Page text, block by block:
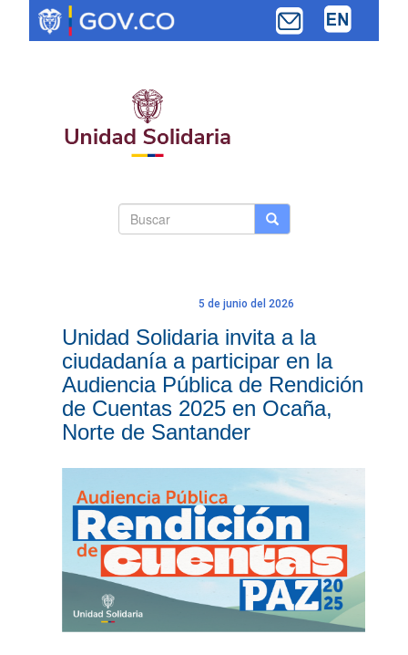
contenido
Buscar Buscar
5 de junio del 2026
Unidad Solidaria invita a la
ciudadanía a participar en la
Audiencia Pública de Rendición
de Cuentas 2025 en Ocaña,
Norte de Santander